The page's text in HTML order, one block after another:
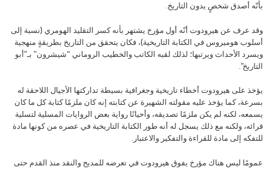
بأنّه أصدق شخصٍ يدون التاريخ.
وقد عرف عن هيرودوت أنّه أول مؤرخ يشتهر بأنه كسر التقليد الهومري (نسبة إلى
أسلوب هوميروس في الكتابة التاريخية)، فكان يتحقق من التاريخ بطريقةٍ منهجية
ويسرد الأحداث ويرتبها؛ لذلك لقبه الكاتب والخطيب الروماني “شيشرون” بـ”أبو
التاريخ”.
يؤخذ على هيرودوت أخطاء تاريخية وجغرافية بسيطة تداركتها الأجيال اللاحقة له
بسرعة، كما يؤخذ عليه مقولته الشهيرة عن كتابته إنه كان ملزمًا كتابة كل ما كان
يسمعه، لكنه لم يكن ملزمًا تصديقه، وأحيانًا رواية بعض الروايات المسلية لتسلية
قرائه، ولكنه مع ذلك يسجل له أنه طور الكتابة التاريخية في عصره من كونها مادة
للتفكه إلى مادة للقراءة والتفكير والاعتبار.
عمومًا ليس هناك مؤرخ يفوق هيرودوت في تعرضه للمديح والنقد منذ القدم حتى